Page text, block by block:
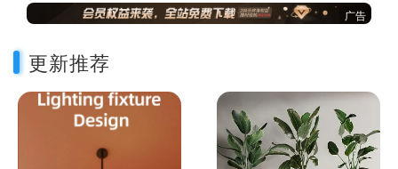
广告
更新推荐